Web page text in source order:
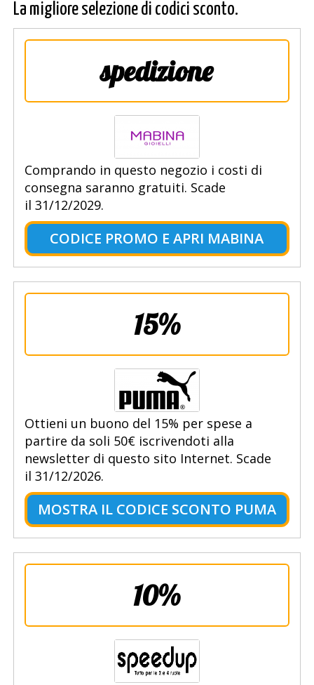
La migliore selezione di codici sconto.
spedizione
Comprando in questo negozio i costi di
consegna saranno gratuiti. Scade
il 31/12/2029.
CODICE PROMO E APRI MABINA
15%
Ottieni un buono del 15% per spese a
partire da soli 50€ iscrivendoti alla
newsletter di questo sito Internet. Scade
il 31/12/2026.
MOSTRA IL CODICE SCONTO PUMA
10%